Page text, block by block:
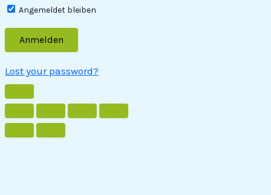
Angemeldet bleiben
Lost your password?